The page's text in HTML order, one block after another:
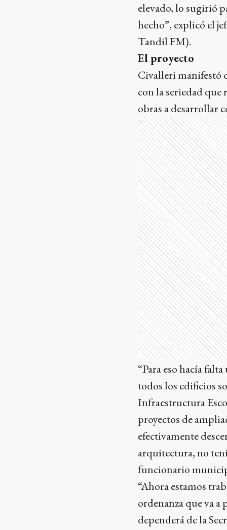
elevado, lo sugirió
hecho”, explicó el
Tandil FM).
El proyecto
Civalleri manifestó
con la seriedad que
obras a desarrollar
Ads
“Para eso hacía
todos los edificios
Infraestructura
proyectos de
efectivamente
arquitectura, no
funcionario
“Ahora estamos
ordenanza que va
dependerá de la